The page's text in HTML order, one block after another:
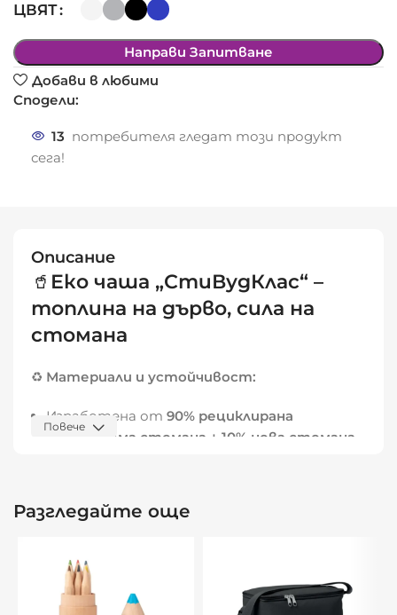
ЦВЯТ
Направи Запитване
Добави в любими
Сподели:
13 потребителя гледат този продукт
сега!
Описание
🥤 Еко чаша „СтиВудКлас“ –
топлина на дърво, сила на
стомана
♻️ Материали и устойчивост:
Изработена от 90% рециклирана
неръждаема стомана + 10% нова стомана
Подходяща замногократна употреба
Дизайн и функционалност:
Повече
Разгледайте още